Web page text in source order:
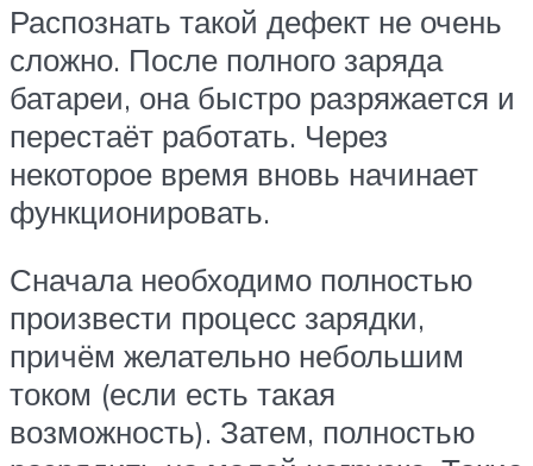
Распознать такой дефект не очень
сложно. После полного заряда
батареи, она быстро разряжается и
перестаёт работать. Через
некоторое время вновь начинает
функционировать.
Сначала необходимо полностью
произвести процесс зарядки,
причём желательно небольшим
током (если есть такая
возможность). Затем, полностью